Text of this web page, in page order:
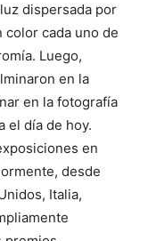
dispersada por
color cada uno de
Luego,
en la
en la fotografía
el día de hoy.
en
desde
Italia,